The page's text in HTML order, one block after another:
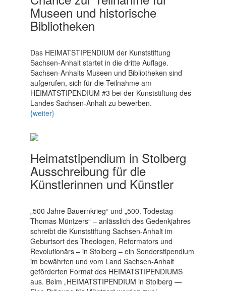
Museen und historische
Bibliotheken
Das HEIMATSTIPENDIUM der Kunststiftung
Sachsen-Anhalt startet in die dritte Auflage.
Sachsen-Anhalts Museen und Bibliotheken sind
aufgerufen, sich für die Teilnahme am
HEIMATSTIPENDIUM #3 bei der Kunststiftung des
Landes Sachsen-Anhalt zu bewerben.
{weiter}
Heimatstipendium in Stolberg
Ausschreibung für die
Künstlerinnen und Künstler
„500 Jahre Bauernkrieg“ und „500. Todestag
Thomas Müntzers“ – anlässlich des Gedenkjahres
schreibt die Kunststiftung Sachsen-Anhalt im
Geburtsort des Theologen, Reformators und
Revolutionärs – in Stolberg – ein Sonderstipendium
im bewährten und vom Land Sachsen-Anhalt
geförderten Format des HEIMATSTIPENDIUMS
aus. Beim „HEIMATSTIPENDIUM in Stolberg —